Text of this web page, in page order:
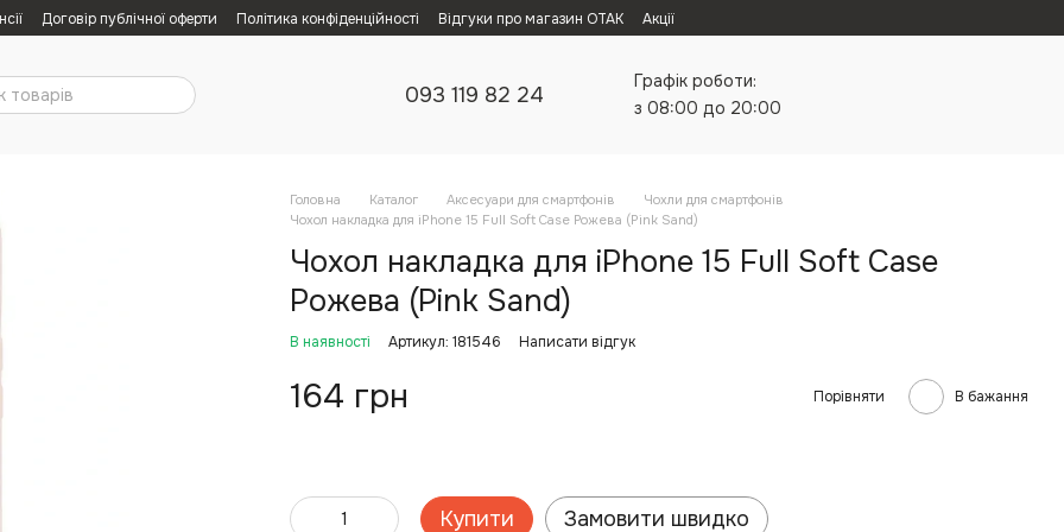
Договір публічної оферти Політика конфіденційності Відгуки про магазин ОТАК Акції
093 119 82 24
Графік роботи:
з 08:00 до 20:00
Головна Каталог Аксесуари для смартфонів
Чохли для смартфонів
Чохол накладка для iPhone 15 Full Soft Case Рожева (Pink Sand)
Чохол накладка для iPhone 15 Full Soft Case
Рожева (Pink Sand)
В наявності Артикул: 181546 Написати відгук
164 грн Порівняти В бажання
Купити Замовити швидко